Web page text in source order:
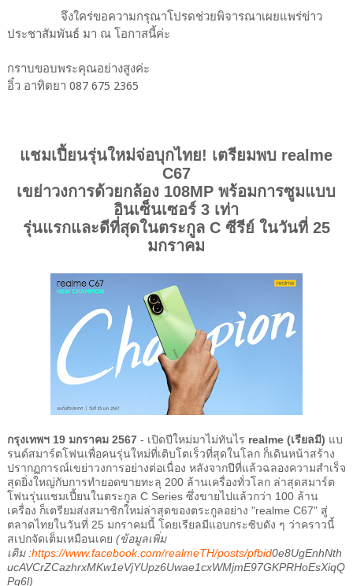
จึงใคร่ขอความกรุณาโปรดช่วยพิจารณาเผยแพร่ข่าว
ประชาสัมพันธ์ มา ณ โอกาสนี้ค่ะ
กราบขอบพระคุณอย่างสูงค่ะ
อิ๋ว อาทิตยา 087 675 2365
แชมเปี้ยนรุ่นใหม่จ่อบุกไทย! เตรียมพบ realme
C67
เขย่าวงการด้วยกล้อง 108MPพร้อมการซูมแบบ
อินเซ็นเซอร์3 เท่า
รุ่นแรกและดีที่สุดในตระกูล C ซีรีย์ ในวันที่ 25
มกราคม
กรุงเทพฯ 19 มกราคม 2567- เปิดปีใหม่มาไม่ทันไร realme (เรียลมี) แบ
รนด์สมาร์ตโฟนเพื่อคนรุ่นใหม่ที่เติบโตเร็วที่สุดในโลก ก็เดินหน้าสร้าง
ปรากฏการณ์เขย่าวงการอย่างต่อเนื่อง หลังจากปีที่แล้วฉลองความสำเร็จ
สุดยิ่งใหญ่กับการทำยอดขายทะลุ 200 ล้านเครื่องทั่วโลก ล่าสุดสมาร์ต
โฟนรุ่นแชมเปี้ยนในตระกูล C Series ซึ่งขายไปแล้วกว่า 100 ล้าน
เครื่อง ก็เตรียมส่งสมาชิกใหม่ล่าสุดของตระกูลอย่าง "realme C67" สู่
ตลาดไทยในวันที่ 25 มกราคมนี้ โดยเรียลมีแอบกระซิบดัง ๆ ว่าคราวนี้
สเปกจัดเต็มเหมือนเคย (ข้อมูลเพิ่ม
เติม :https://www.facebook.com/realmeTH/posts/pfbid0e8UgEnhNth
ucAVCrZCazhrxMKw1eVjYUpz6Uwae1cxWMjmE97GKPRHoEsXiqQ
Pg6l)